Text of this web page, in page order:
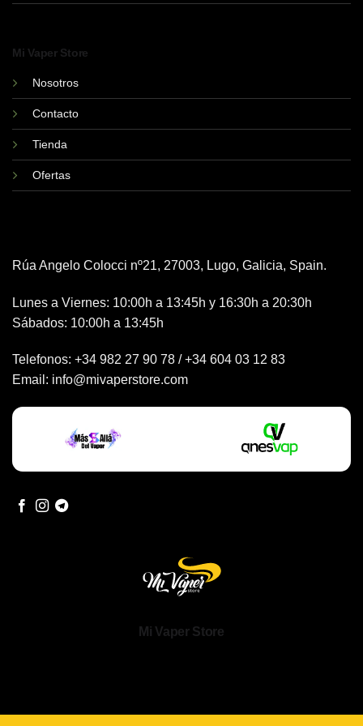
Mi Vaper Store
Nosotros
Contacto
Tienda
Ofertas
Rúa Angelo Colocci nº21, 27003, Lugo, Galicia, Spain.
Lunes a Viernes: 10:00h a 13:45h y 16:30h a 20:30h
Sábados: 10:00h a 13:45h
Telefonos: +34 982 27 90 78 / +34 604 03 12 83
Email: info@mivaperstore.com
Mi Vaper Store